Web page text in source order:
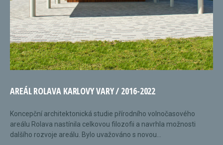
AREÁL ROLAVA KARLOVY VARY / 2016-2022
Koncepční architektonická studie přírodního volnočasového
areálu Rolava nastínila celkovou filozofii a navrhla možnosti
dalšího rozvoje areálu. Bylo uvažováno s novou...